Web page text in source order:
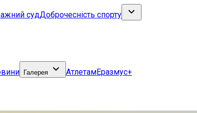
судДоброчесність спорту
Галерея АтлетамЕразмус+